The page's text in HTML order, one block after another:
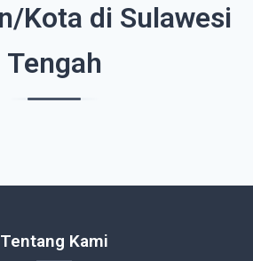
Kota di Sulawesi
Tengah
Tentang Kami